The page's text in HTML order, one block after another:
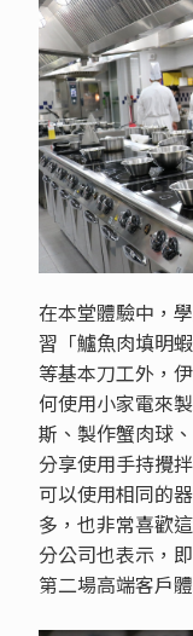
在本堂體驗中，
習「鱸魚肉填明
等基本刀工外，
何使用小家電來
斯、製作蟹肉球
分享使用手持攪
可以使用相同的
多，也非常喜歡
分公司也表示，
第二場高端客戶